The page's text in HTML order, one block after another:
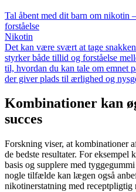
Tal åbent med dit barn om nikotin
forståelse
Nikotin
Det kan være svært at tage
styrker både tillid og forståelse
til, hvordan du kan tale om emnet
der giver plads til ærlighed og
Kombinationer kan
succes
Forskning viser, at kombinationer
de bedste resultater. For eksempel
basis og supplere med
nogle tilfælde kan lægen også
nikotinerstatning med receptpligtig